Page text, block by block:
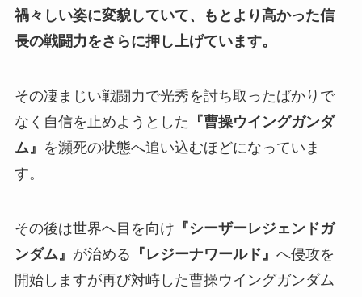
禍々しい姿に変貌していて、もとより高かった信
長の戦闘力をさらに押し上げています。
その凄まじい戦闘力で光秀を討ち取ったばかりで
なく自信を止めようとした 『曹操ウイングガンダ
ム』 を瀕死の状態へ追い込むほどになっていま
す。
その後は世界へ目を向け 『シーザーレジェンドガ
ンダム』 が治める 『レジーナワールド』 へ侵攻を
開始しますが再び対峙した曹操ウイングガンダム